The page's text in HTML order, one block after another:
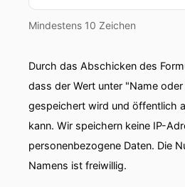
Mindestens 10 Zeichen
Durch das Abschicken des
dass der Wert unter "Name
gespeichert wird und öffentlich
kann. Wir speichern keine IP-
personenbezogene Daten. Die
Namens ist freiwillig.